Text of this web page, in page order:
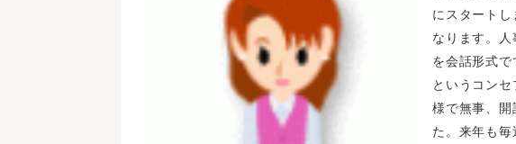
にスタート
なります。人
を会話形式
というコン
様で無事、開
た。来年も